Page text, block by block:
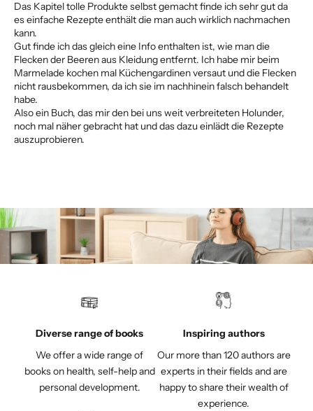
Das Kapitel tolle Produkte selbst gemacht finde ich sehr gut da
es einfache Rezepte enthält die man auch wirklich nachmachen
kann.
Gut finde ich das gleich eine Info enthalten ist, wie man die
Flecken der Beeren aus Kleidung entfernt. Ich habe mir beim
Marmelade kochen mal Küchengardinen versaut und die Flecken
nicht rausbekommen, da ich sie im nachhinein falsch behandelt
habe.
Also ein Buch, das mir den bei uns weit verbreiteten Holunder,
noch mal näher gebracht hat und das dazu einlädt die Rezepte
auszuprobieren.
Diverse range of books
We offer a wide range of
books on health, self-help and
personal development.
Inspiring authors
Our more than 120 authors are
experts in their fields and are
happy to share their wealth of
experience.